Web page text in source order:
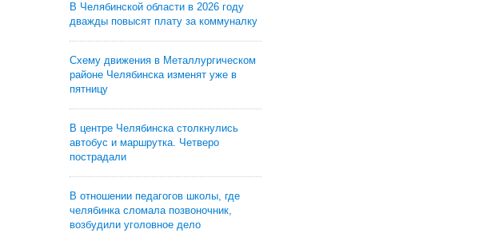
В Челябинской области в 2026 году
дважды повысят плату за коммуналку
Схему движения в Металлургическом
районе Челябинска изменят уже в
пятницу
В центре Челябинска столкнулись
автобус и маршрутка. Четверо
пострадали
В отношении педагогов школы, где
челябинка сломала позвоночник,
возбудили уголовное дело